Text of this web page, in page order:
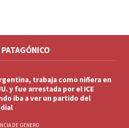
trabaja como niñera en
y fue arrestada por el ICE
iba a ver un partido del
DE GENERO